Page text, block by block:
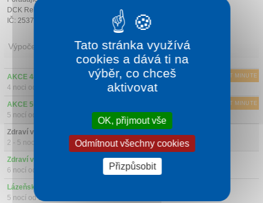
DCK Rekrea Ostrava s.r.o.
IČ: 25379178
Výpočet ceny
AKCE 4=3 - 1 noc ZDARMA (s all inclusive)
4 noci od
LAST MINUTE
AKCE 5=4 - 1 noc ZDARMA (s all inclusive)
5 nocí od
2398 Kč/osoba a noc
LAST MINUTE
Zdraví v Piešťanech 2-5 nocí (s all inclusive)
2 - 5 nocí od
3100 Kč/osoba a noc
Zdraví v Piešťanech 6 nocí (s all inclusive)
6 nocí od
Lázeňský pobyt Light 5 nocí (s all inclusive)
5 nocí od3240 Kč/osoba a noc
Tato stránka využívá
cookies a dává ti na
výběr, co chceš
aktivovat
OK, přijmout vše
Odmítnout všechny cookies
Přizpůsobit